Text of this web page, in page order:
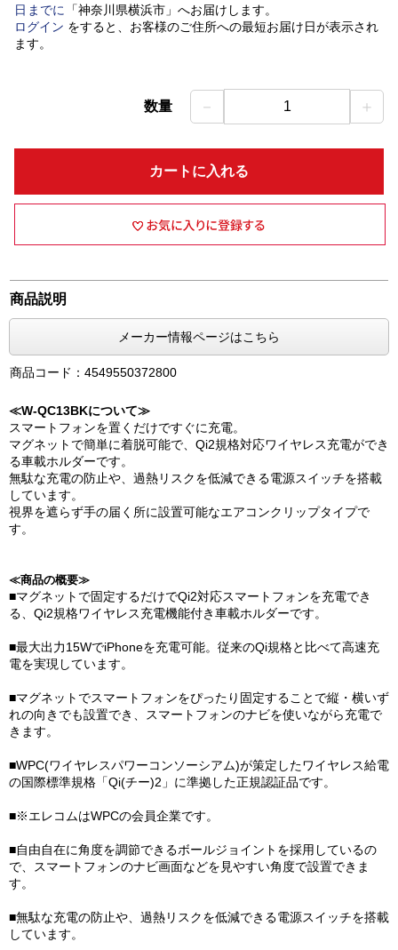
日 までに 「神奈川県横浜市」 へお届けします。
ログイン をすると、お客様のご住所への最短お届け日が表示され
ます。
数量 － 1 ＋
カートに入れる
商品説明
メーカー情報ページはこちら
商品コード：4549550372800
≪W-QC13BKについて≫
スマートフォンを置くだけですぐに充電。
マグネットで簡単に着脱可能で、Qi2規格対応ワイヤレス充電ができ
る車載ホルダーです。
無駄な充電の防止や、過熱リスクを低減できる電源スイッチを搭載
しています。
視界を遮らず手の届く所に設置可能なエアコンクリップタイプで
す。
≪商品の概要≫
■マグネットで固定するだけでQi2対応スマートフォンを充電でき
る、Qi2規格ワイヤレス充電機能付き車載ホルダーです。
■最大出力15WでiPhoneを充電可能。従来のQi規格と比べて高速充
電を実現しています。
■マグネットでスマートフォンをぴったり固定することで縦・横いず
れの向きでも設置でき、スマートフォンのナビを使いながら充電で
きます。
■WPC(ワイヤレスパワーコンソーシアム)が策定したワイヤレス給電
の国際標準規格「Qi(チー)2」に準拠した正規認証品です。
■※エレコムはWPCの会員企業です。
■自由自在に角度を調節できるボールジョイントを採用しているの
で、スマートフォンのナビ画面などを見やすい角度で設置できま
す。
■無駄な充電の防止や、過熱リスクを低減できる電源スイッチを搭載
しています。